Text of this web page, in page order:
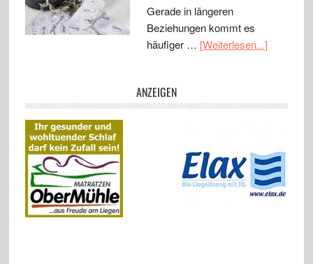
Gerade in längeren
Beziehungen kommt es
häufiger … [Weiterlesen...]
ANZEIGEN